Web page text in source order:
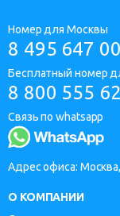
Номер для Москвы
8 495 647
Бесплатный номер
8 800 555
Связь по whatsapp
Адрес офиса:
О КОМПАНИИ